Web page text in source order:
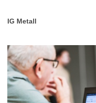
IG Metall